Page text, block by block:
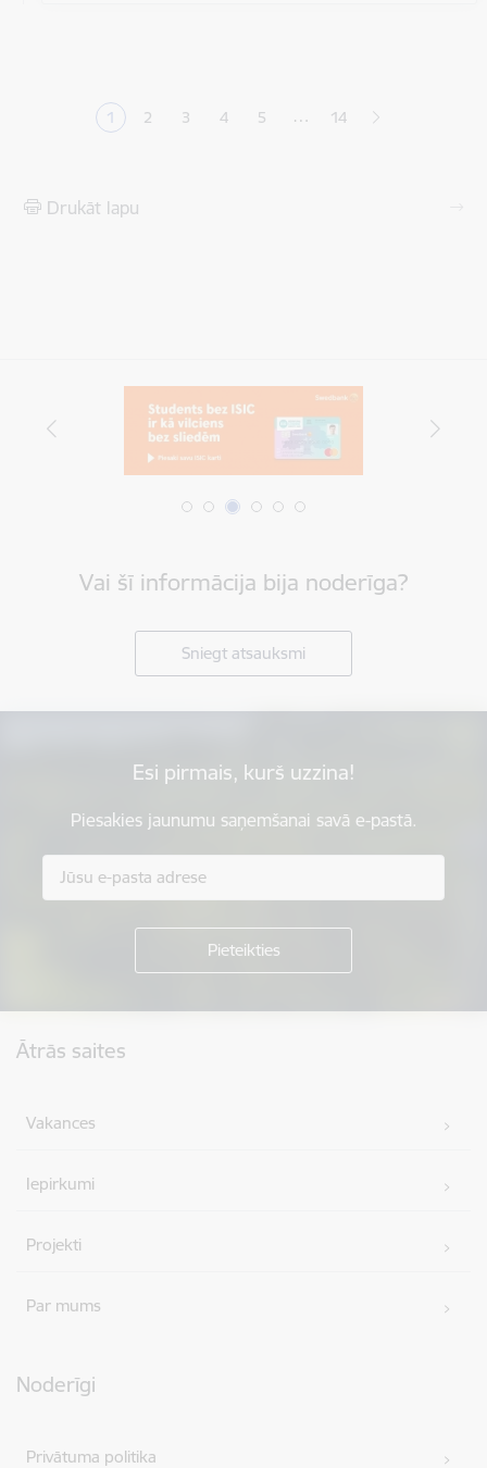
Pašreizējā lapa
1 Lapa
2 Lapa
3 Lapa
4 Lapa
5 … 14
Drukāt lapu
Vai šī informācija bija noderīga?
Sniegt atsauksmi
Esi pirmais, kurš uzzina!
Piesakies jaunumu saņemšanai savā e-pastā.
Ātrās saites
Vakances
Iepirkumi
Projekti
Par mums
Noderīgi
Privātuma politika